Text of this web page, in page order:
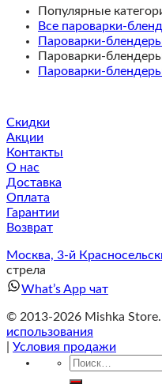
Популярные
Все пароварки-
Пароварки-
Пароварки-
Пароварки-
Скидки
Акции
Контакты
О нас
Доставка
Оплата
Гарантии
Возврат
Москва, 3-й
стрела
What’s App чат
© 2013-2026 Mishka
использования
Условия продажи
Искать: